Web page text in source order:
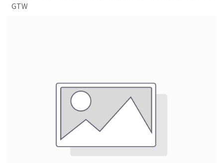
GTW